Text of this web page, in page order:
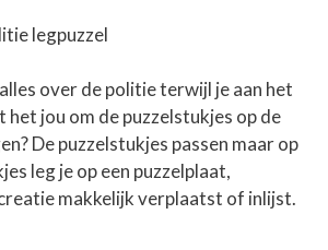
legpuzzel
over de politie terwijl je aan het
het jou om de puzzelstukjes op de
De puzzelstukjes passen maar op
leg je op een puzzelplaat,
makkelijk verplaatst of inlijst.